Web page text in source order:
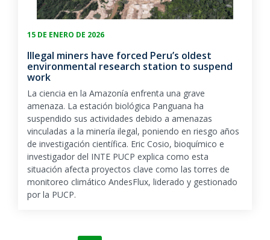
15 DE ENERO DE 2026
Illegal miners have forced Peru’s oldest
environmental research station to suspend
work
La ciencia en la Amazonía enfrenta una grave
amenaza. La estación biológica Panguana ha
suspendido sus actividades debido a amenazas
vinculadas a la minería ilegal, poniendo en riesgo años
de investigación científica. Eric Cosio, bioquímico e
investigador del INTE PUCP explica como esta
situación afecta proyectos clave como las torres de
monitoreo climático AndesFlux, liderado y gestionado
por la PUCP.